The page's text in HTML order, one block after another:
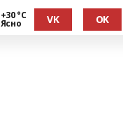
+30 °С
Ясно VK OK